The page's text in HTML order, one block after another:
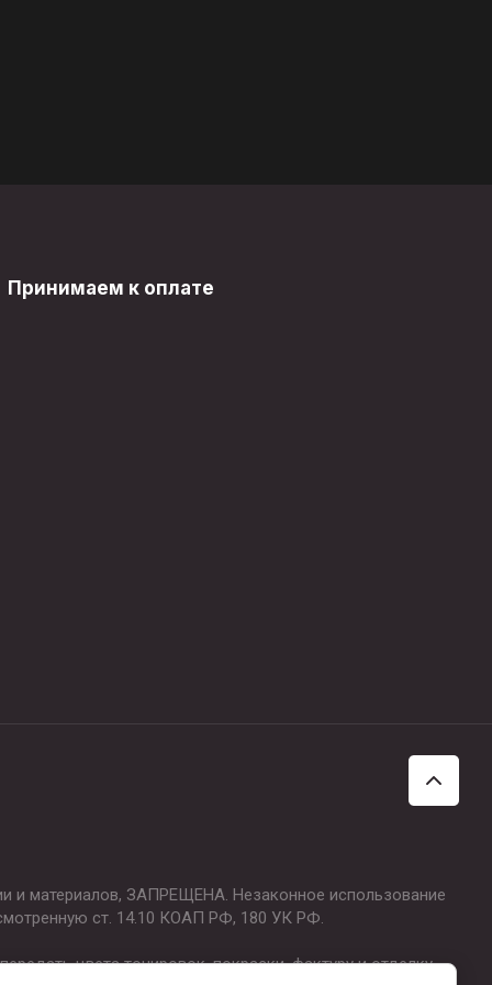
Принимаем к оплате
и материалов, ЗАПРЕЩЕНА. Незаконное использование
ст. 14.10 КОАП РФ, 180 УК РФ.
цвета тонировок, покраски, фактуру и отделку